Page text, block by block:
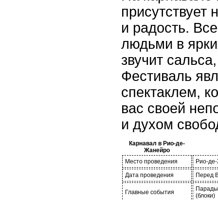
присутствует
и радость.
людьми в
звучит
Фестиваль
спектаклем,
вас своей
и духом
Карнавал в Рио-де-
Жанейро
Место проведения
Рио-
Дата проведения
Перед
Главные события
(блоки)